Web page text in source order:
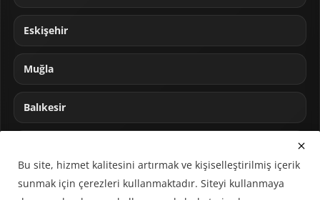
Eskişehir
Muğla
Balıkesir
Bu site, hizmet kalitesini artırmak ve kişiselleştirilmiş içerik
sunmak için çerezleri kullanmaktadır. Siteyi kullanmaya